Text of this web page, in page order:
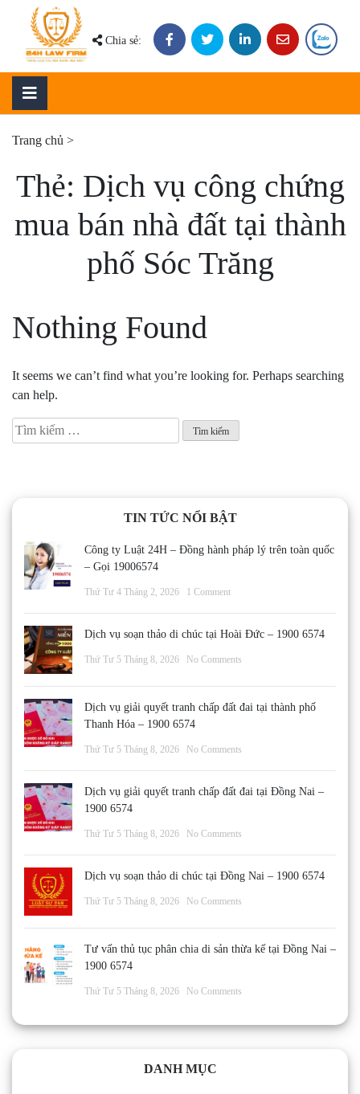
content
Chia sẻ:
Trang chủ >
Thẻ: Dịch vụ công chứng
mua bán nhà đất tại thành
phố Sóc Trăng
Nothing Found
It seems we can’t find what you’re looking for. Perhaps searching
can help.
Tìm
kiếm
TIN TỨC NỔI BẬT
Công ty Luật 24H – Đồng hành pháp lý trên toàn quốc
– Gọi 19006574
Thứ Tư 4 Tháng 2, 2026 1 Comment
Dịch vụ soạn thảo di chúc tại Hoài Đức – 1900 6574
Thứ Tư 5 Tháng 8, 2026 No Comments
Dịch vụ giải quyết tranh chấp đất đai tại thành phố
Thanh Hóa – 1900 6574
Thứ Tư 5 Tháng 8, 2026 No Comments
Dịch vụ giải quyết tranh chấp đất đai tại Đồng Nai –
1900 6574
Thứ Tư 5 Tháng 8, 2026 No Comments
Dịch vụ soạn thảo di chúc tại Đồng Nai – 1900 6574
Thứ Tư 5 Tháng 8, 2026 No Comments
Tư vấn thủ tục phân chia di sản thừa kế tại Đồng Nai –
1900 6574
Thứ Tư 5 Tháng 8, 2026 No Comments
DANH MỤC